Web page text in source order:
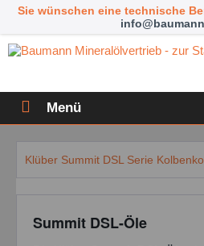
Sie wünschen eine technische
Menü
Klüber Summit DSL Serie
Summit DSL-Öle